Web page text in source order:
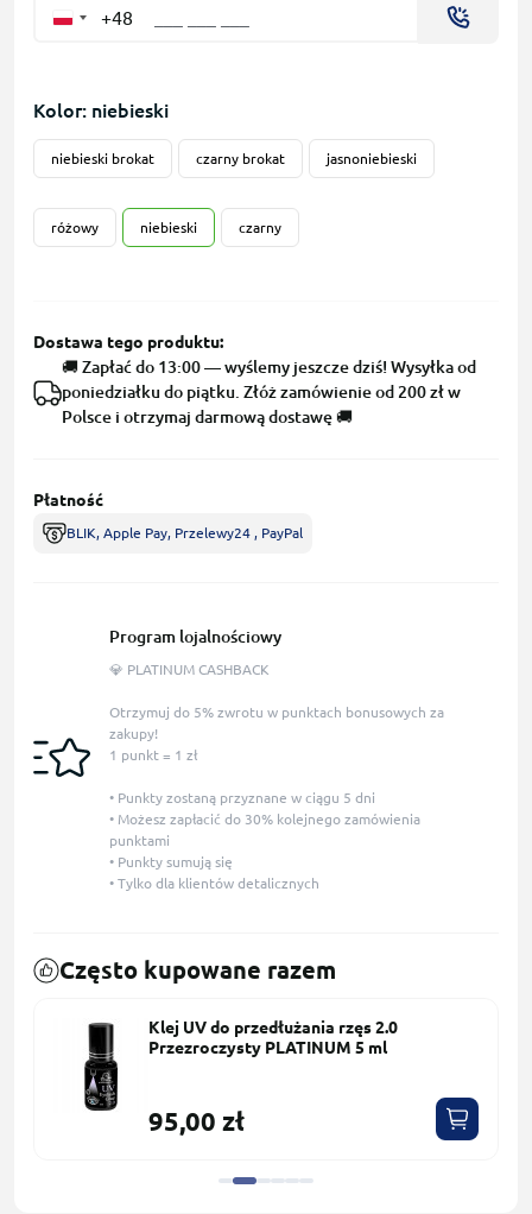
+48
Kolor: niebieski
niebieski brokat czarny brokat jasnoniebieski
różowy niebieski czarny
Dostawa tego produktu:
🚚 Zapłać do 13:00 — wyślemy jeszcze dziś! Wysyłka od
poniedziałku do piątku. Złóż zamówienie od 200 zł w
Polsce i otrzymaj darmową dostawę 🚚
Płatność
BLIK, Apple Pay, Przelewy24 , PayPal
Program lojalnościowy
💎 PLATINUM CASHBACK
Otrzymuj do 5% zwrotu w punktach bonusowych za
zakupy!
1 punkt = 1 zł
• Punkty zostaną przyznane w ciągu 5 dni
• Możesz zapłacić do 30% kolejnego zamówienia
punktami
• Punkty sumują się
• Tylko dla klientów detalicznych
Często kupowane razem
Klej UV do przedłużania rzęs 2.0
Przezroczysty PLATINUM 5 ml
95,00 zł